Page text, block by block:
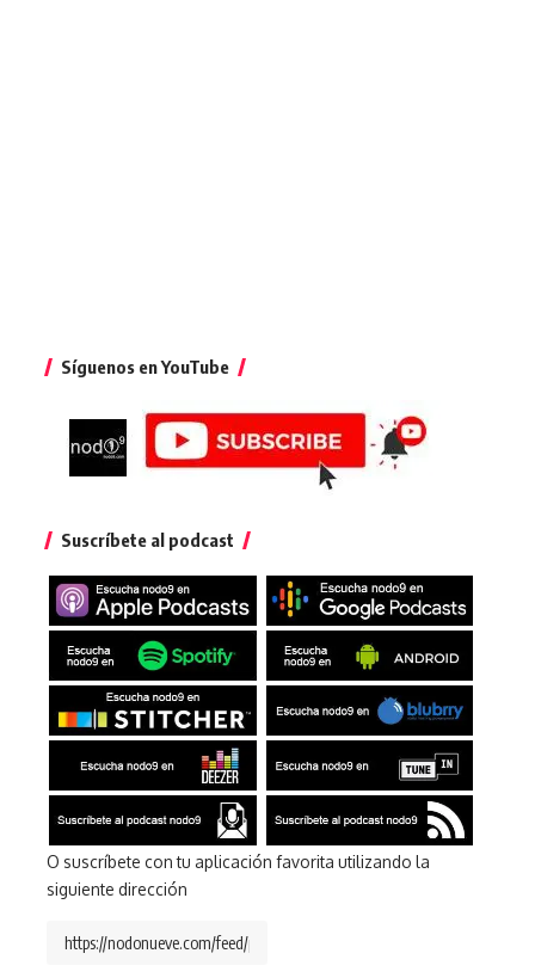
Síguenos en YouTube
Suscríbete al podcast
O suscríbete con tu aplicación favorita utilizando la
siguiente dirección